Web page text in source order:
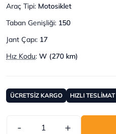
Araç Tipi: Motosiklet
Taban Genişliği: 150
Jant Çapı: 17
Hız Kodu: W (270 km)
ÜCRETSİZ KARGO HIZLI TESLİMAT
- +